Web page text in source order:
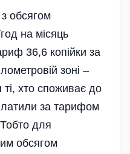
обсягом
на місяць
36,6 копійки за
зоні –
ті, хто споживає до
за тарифом
для
обсягом